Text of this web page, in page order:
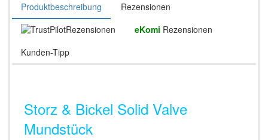
Produktbeschreibung
Rezensionen
Rezensionen
eKomi Rezensionen
Kunden-Tipp
Storz & Bickel Solid Valve
Mundstück